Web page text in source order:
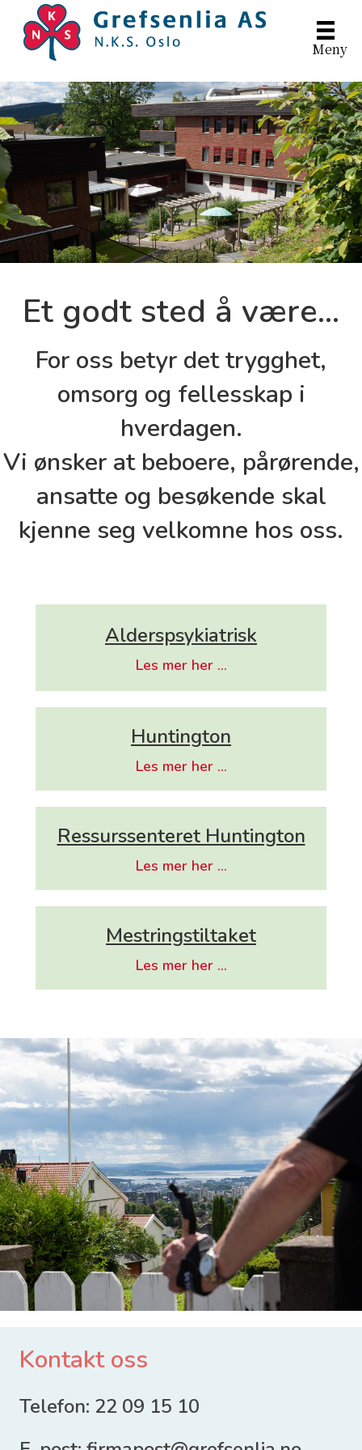
Meny
Et godt sted å være...
For oss betyr det trygghet,
omsorg og fellesskap i
hverdagen.
Vi ønsker at beboere, pårørende,
ansatte og besøkende skal
kjenne seg velkomne hos oss.
Alderspsykiatrisk
Les mer her ...
Huntington
Les mer her ...
Ressurssenteret Huntington
Les mer her ...
Mestringstiltaket
Les mer her ...
Kontakt oss
Telefon: 22 09 15 10